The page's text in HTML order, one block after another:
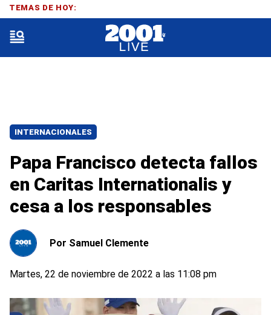
INTERNACIONALES
Papa Francisco detecta fallos
en Caritas Internationalis y
cesa a los responsables
Por Samuel Clemente
Martes, 22 de noviembre de 2022 a las 11:08 pm
TEMAS DE HOY: